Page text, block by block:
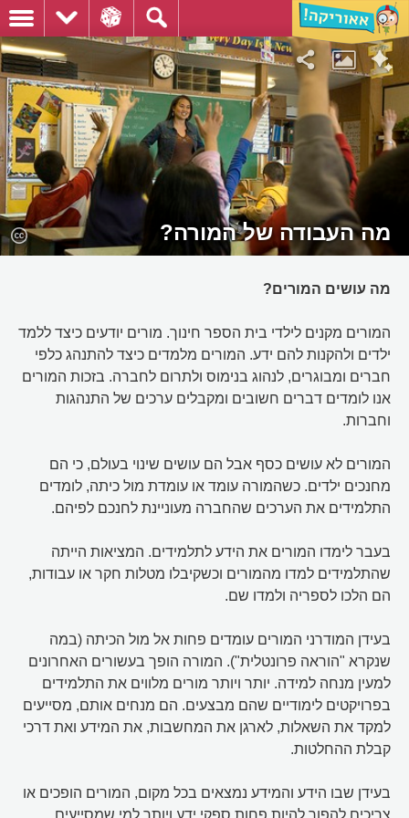
מה העבודה של המורה?
מה עושים המורים?
המורים מקנים לילדי בית הספר חינוך. מורים יודעים כיצד ללמד
ילדים ולהקנות להם ידע. המורים מלמדים כיצד להתנהג כלפי
חברים ומבוגרים, לנהוג בנימוס ולתרום לחברה. בזכות המורים
אנו לומדים דברים חשובים ומקבלים ערכים של התנהגות
וחברות.
המורים לא עושים כסף אבל הם עושים שינוי בעולם, כי הם
מחנכים ילדים. כשהמורה עומד או עומדת מול כיתה, לומדים
התלמידים את הערכים שהחברה מעוניינת לחנכם לפיהם.
בעבר לימדו המורים את הידע לתלמידים. המציאות הייתה
שהתלמידים למדו מהמורים וכשקיבלו מטלות חקר או עבודות,
הם הלכו לספריה ולמדו שם.
בעידן המודרני המורים עומדים פחות אל מול הכיתה (במה
שנקרא "הוראה פרונטלית"). המורה הופך בעשורים האחרונים
למעין מנחה למידה. יותר ויותר מורים מלווים את התלמידים
בפרויקטים לימודיים שהם מבצעים. הם מנחים אותם, מסייעים
למקד את השאלות, לארגן את המחשבות, את המידע ואת דרכי
קבלת ההחלטות.
בעידן שבו הידע והמידע נמצאים בכל מקום, המורים הופכים או
צריכים להפוך להיות פחות ספקי ידע ויותר למי שמסייעים